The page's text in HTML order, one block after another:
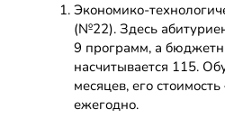
Экономико-
(№22). Здесь
9 программ, а
насчитывается 115.
месяцев, его
ежегодно.